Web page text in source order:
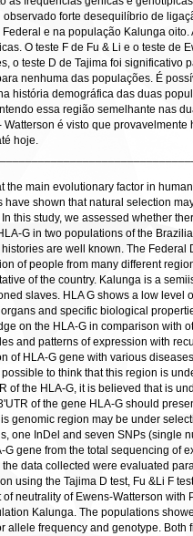
observado forte desequilíbrio de
e na população Kalunga
O teste F de Fu & Li e o teste de
o teste D de Tajima foi significativo
nenhuma das populações. É
história demográfica das duas
essa região semelhante nas
Watterson é visto que
hoje.
the main evolutionary factor in
have shown that natural selection
this study, we assessed whether
G in two populations of the
are well known. The Federal
of people from many different
of the country. Kalunga is a
slaves. HLA G shows a low level
and specific biological
on the HLA-G in comparison with
and patterns of expression with
of HLA-G gene with various
to think that this region is
of the HLA-G, it is believed that is
of the gene HLA-G should
genomic region may be under
one InDel and seven SNPs (single
G gene from the total sequencing of
the data collected were evaluated
using the Tajima D test, Fu &Li F
neutrality of Ewens-Watterson with
Kalunga. The populations
allele frequency and genotype. Both